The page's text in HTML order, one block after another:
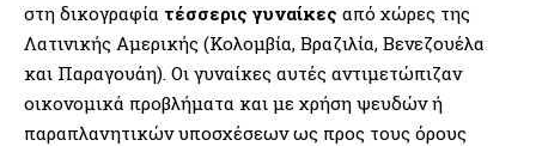
στη δικογραφία τέσσερις γυναίκες από χώρες της
Λατινικής Αμερικής (Κολομβία, Βραζιλία, Βενεζουέλα
και Παραγουάη). Οι γυναίκες αυτές αντιμετώπιζαν
οικονομικά προβλήματα και με χρήση ψευδών ή
παραπλανητικών υποσχέσεων ως προς τους όρους